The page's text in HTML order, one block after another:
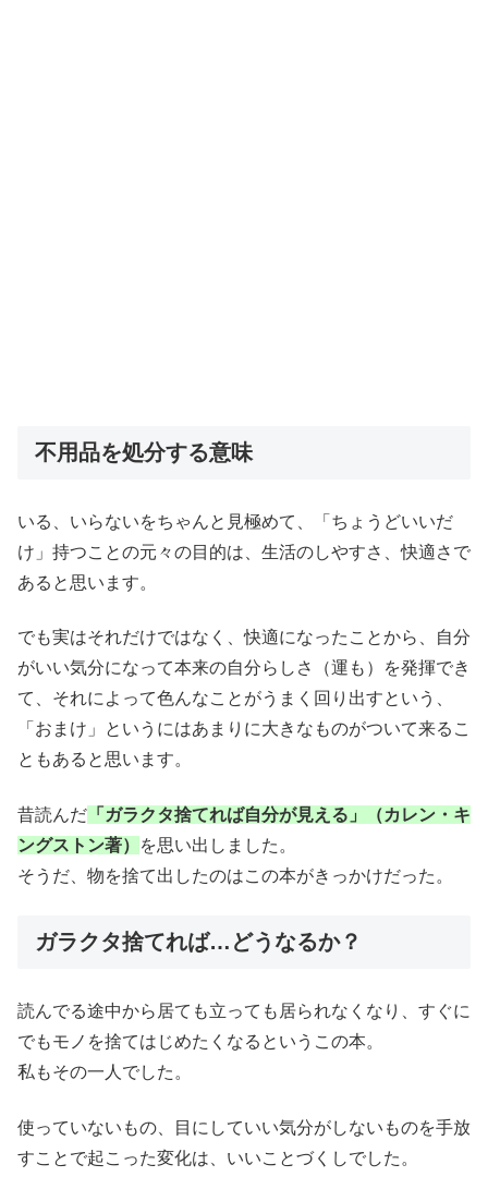
不用品を処分する意味
いる、いらないをちゃんと見極めて、「ちょうどいいだ
け」持つことの元々の目的は、生活のしやすさ、快適さで
あると思います。
でも実はそれだけではなく、快適になったことから、自分
がいい気分になって本来の自分らしさ（運も）を発揮でき
て、それによって色んなことがうまく回り出すという、
「おまけ」というにはあまりに大きなものがついて来るこ
ともあると思います。
昔読んだ 「ガラクタ捨てれば自分が見える」（カレン・キ
ングストン著）
を思い出しました。
そうだ、物を捨て出したのはこの本がきっかけだった。
ガラクタ捨てれば…どうなるか？
読んでる途中から居ても立っても居られなくなり、すぐに
でもモノを捨てはじめたくなるというこの本。
私もその一人でした。
使っていないもの、目にしていい気分がしないものを手放
すことで起こった変化は、いいことづくしでした。